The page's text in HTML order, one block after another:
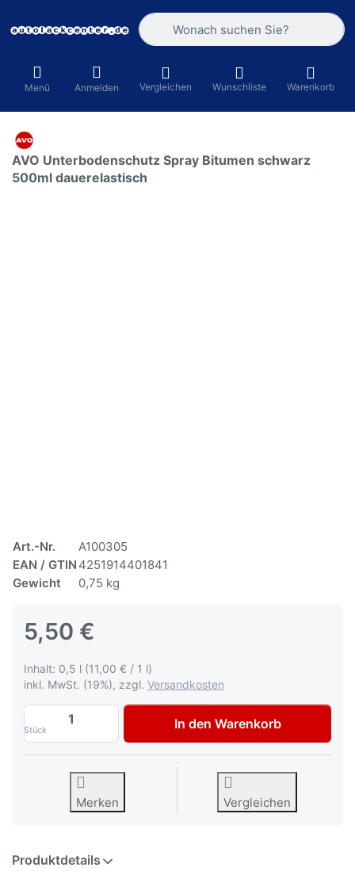
Geben Sie einen Suchbegriff ein.
Menü Anmelden Vergleichen Wunschliste Warenkorb
AVO Unterbodenschutz Spray Bitumen schwarz
500ml dauerelastisch
Art.-Nr.
A100305
EAN / GTIN 4251914401841
Gewicht
0,75 kg
5,50 €
Inhalt: 0,5 l (11,00 € / 1 l)
inkl. MwSt. (19%), zzgl. Versandkosten
Stück
AVO Unterbodenschutz Spray Bitumen
In den Warenkorb
Merken Vergleichen
Produktdetails